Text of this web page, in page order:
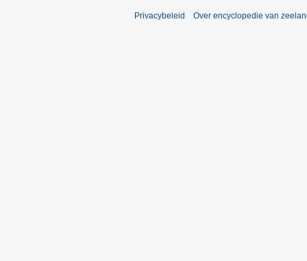
Privacybeleid Over encyclopedie van